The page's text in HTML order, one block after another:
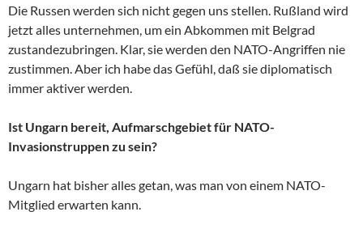
Die Russen werden sich nicht gegen uns stellen. Rußland wird
jetzt alles unternehmen, um ein Abkommen mit Belgrad
zustandezubringen. Klar, sie werden den NATO-Angriffen nie
zustimmen. Aber ich habe das Gefühl, daß sie diplomatisch
immer aktiver werden.
Ist Ungarn bereit, Aufmarschgebiet für NATO-
Invasionstruppen zu sein?
Ungarn hat bisher alles getan, was man von einem NATO-
Mitglied erwarten kann.